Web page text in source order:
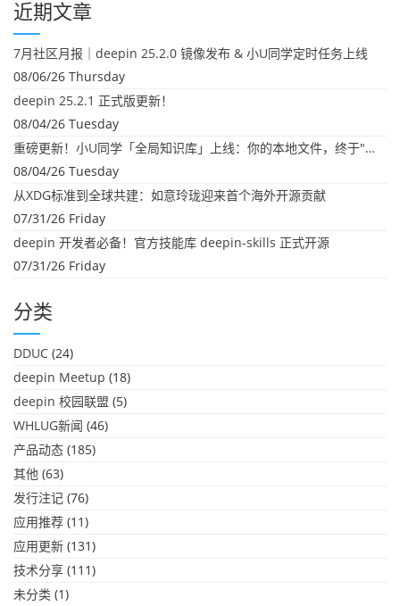
近期文章
7月社区月报｜deepin 25.2.0 镜像发布 & 小U同学定时任务上线
08/06/26 Thursday
deepin 25.2.1 正式版更新！
08/04/26 Tuesday
重磅更新！小U同学「全局知识库」上线：你的本地文件，终于"活"起来了
08/04/26 Tuesday
从XDG标准到全球共建：如意玲珑迎来首个海外开源贡献
07/31/26 Friday
deepin 开发者必备！官方技能库 deepin-skills 正式开源
07/31/26 Friday
分类
DDUC (24)
deepin Meetup (18)
deepin 校园联盟 (5)
WHLUG新闻 (46)
产品动态 (185)
其他 (63)
发行注记 (76)
应用推荐 (11)
应用更新 (131)
技术分享 (111)
未分类 (1)